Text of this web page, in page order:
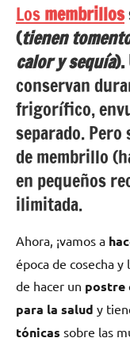
Losmembrillos
(tienen
calor y sequía).
conservan
frigorífico,
separado.
de membrillo
en pequeños
ilimitada.
Ahora, ¡vamos a
época de cosecha
de hacer un postre
para la salud y
tónicas sobre las